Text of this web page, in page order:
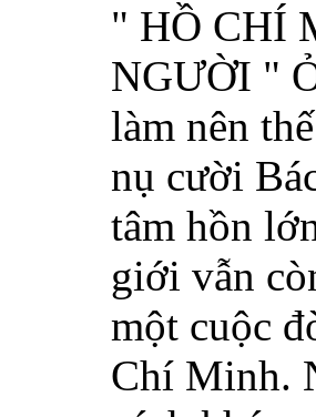
" HỒ CHÍ
NGƯỜI "
làm nên
nụ cười
tâm hồn
giới vẫn
một cuộc
Chí Minh.